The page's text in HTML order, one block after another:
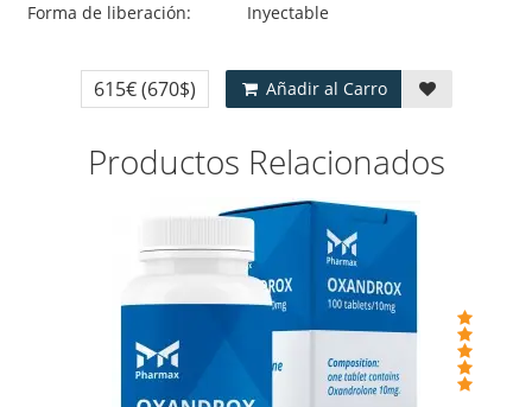
Forma de liberación:
Inyectable
615€(670$) Añadir al Carro
Productos Relacionados